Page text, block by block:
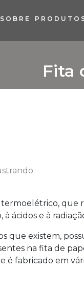
SOBRE
Fita
que
à ácidos e à
que existem,
na fita de
fabricado em